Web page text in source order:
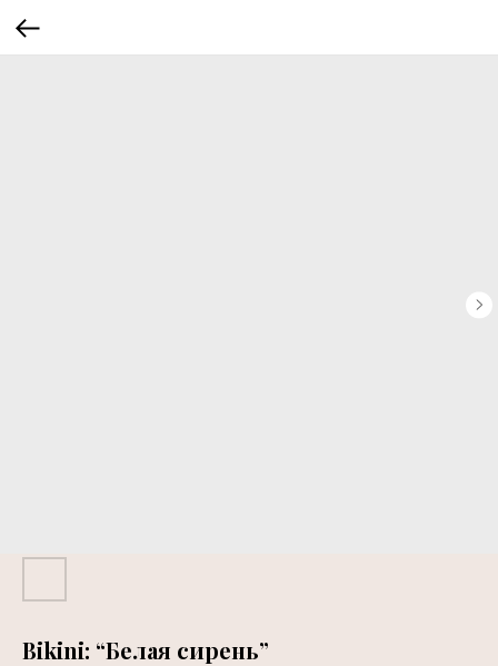
Bikini: “Белая сирень”